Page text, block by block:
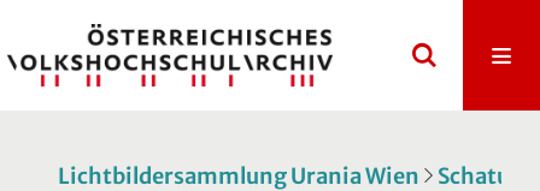
Lichtbildersammlung Urania Wien